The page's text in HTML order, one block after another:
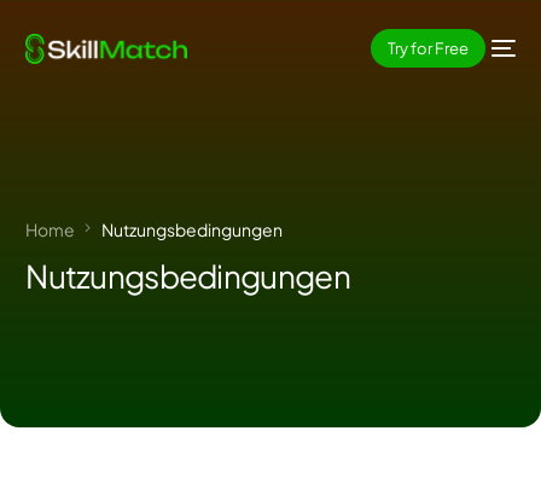
Try for Free
Home Nutzungsbedingungen
Nutzungsbedingungen